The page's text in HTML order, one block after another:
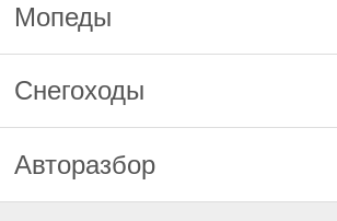
Мопеды
Снегоходы
Авторазбор